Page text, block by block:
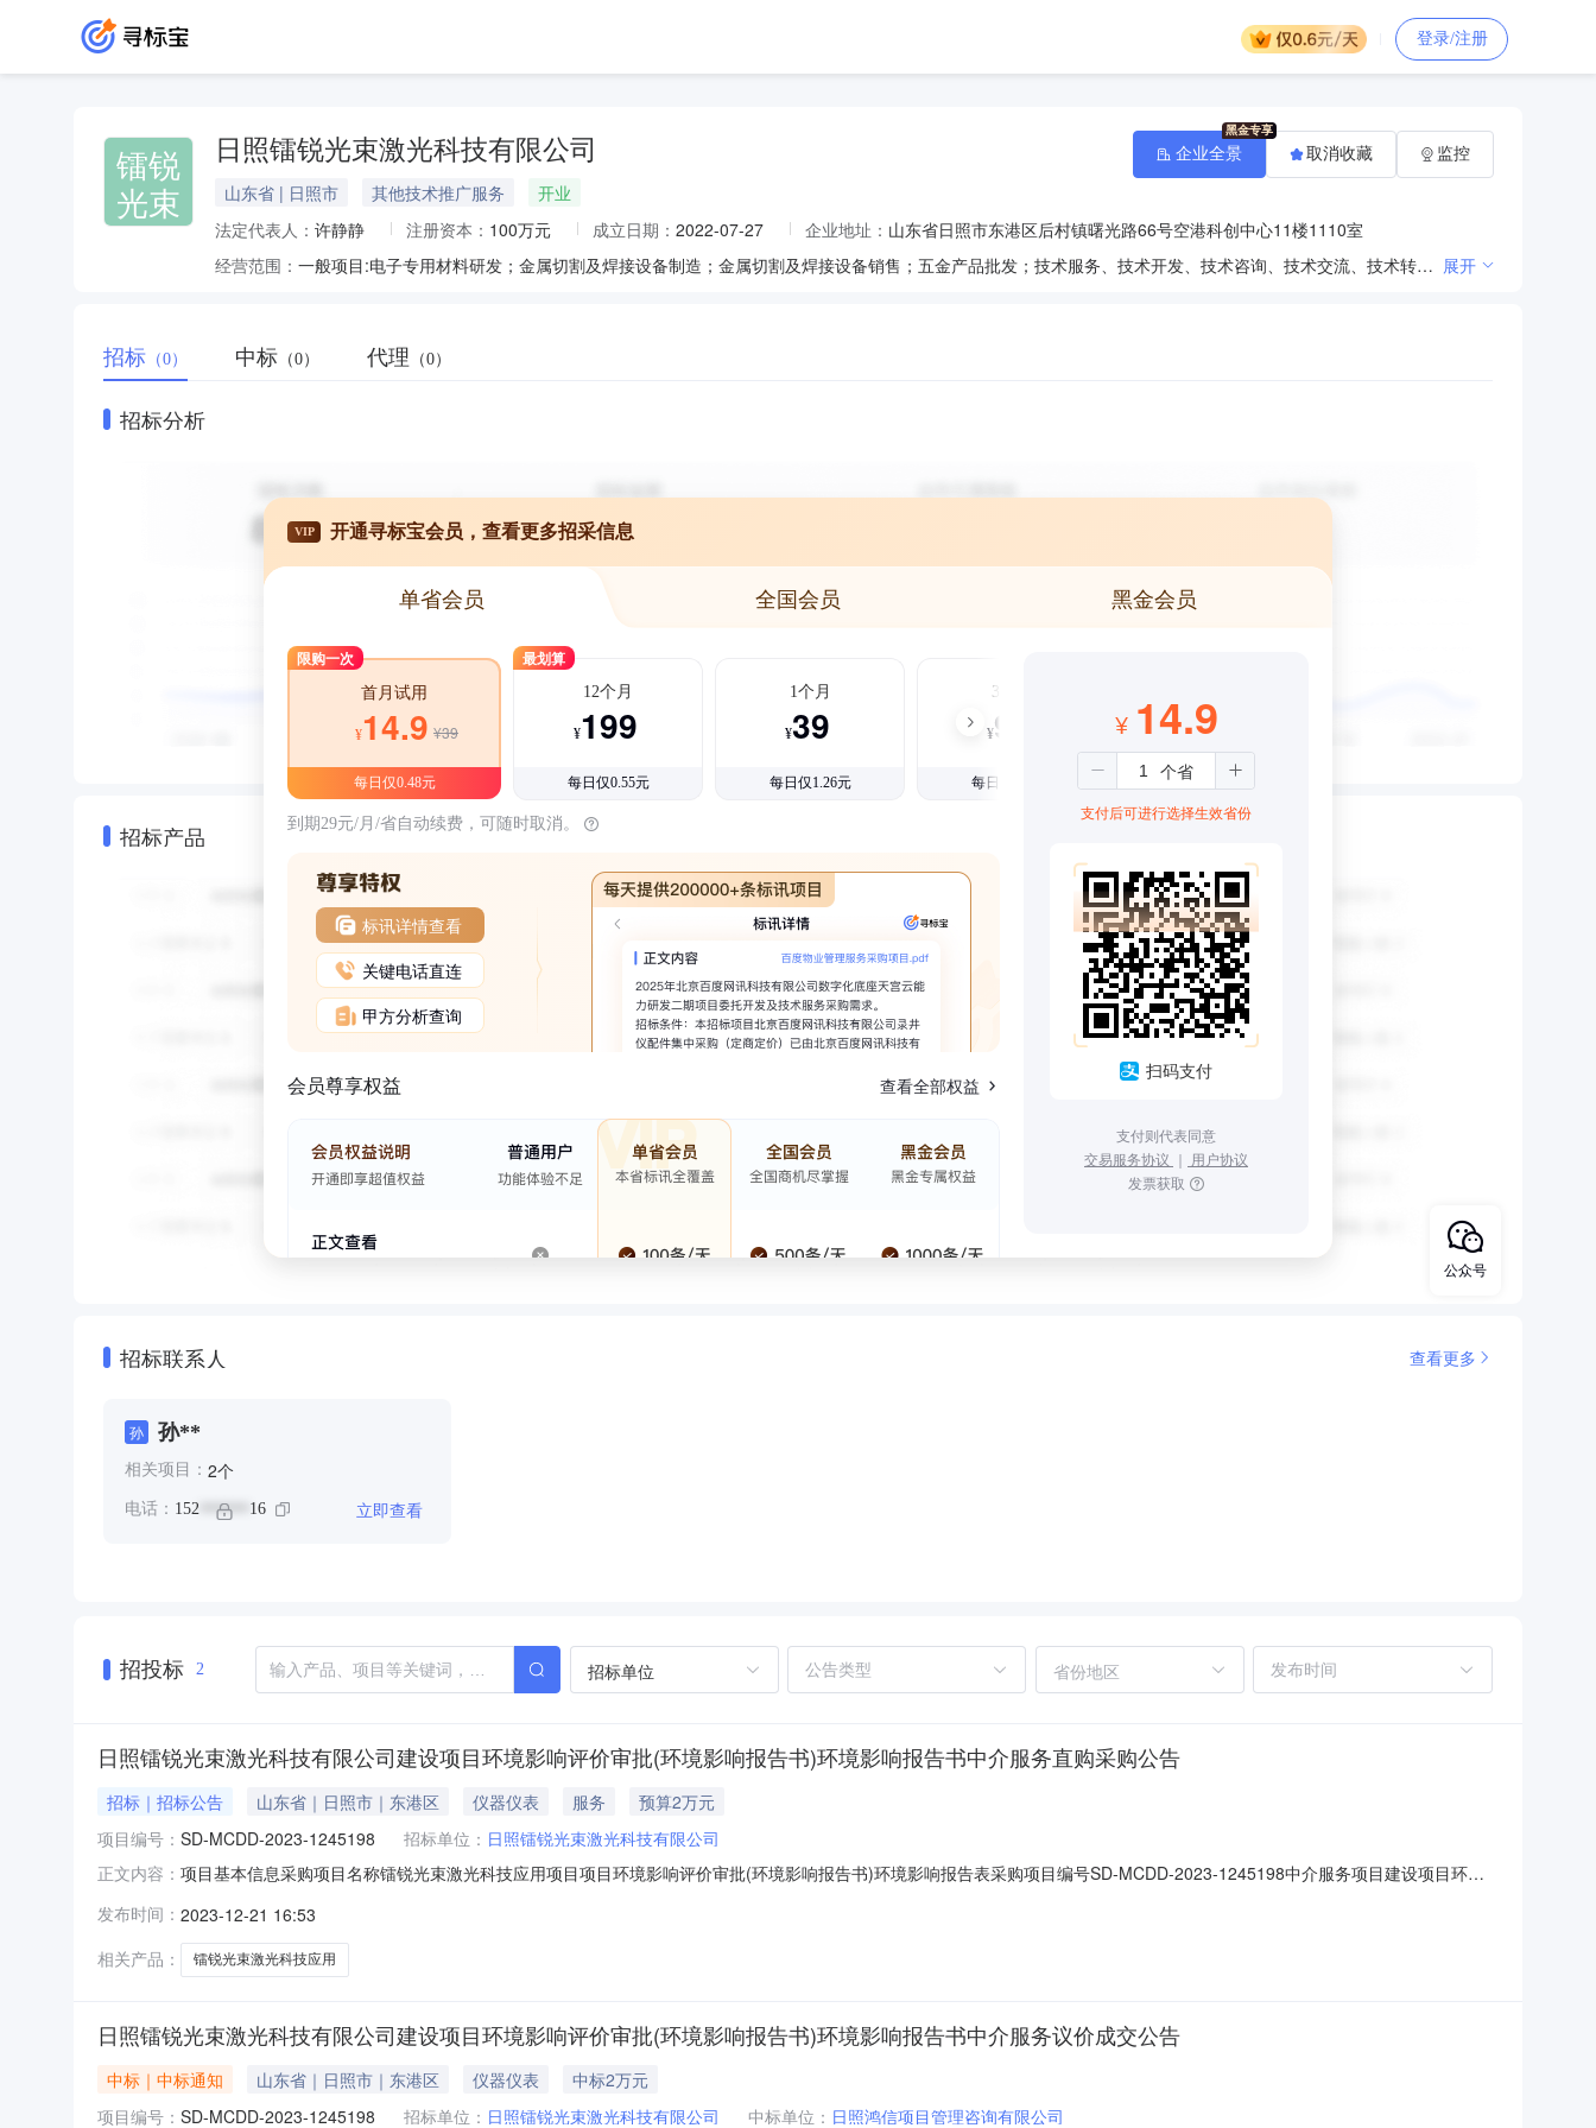
登录/注册
镭锐
光束
日照镭锐光束激光科技有限公司
山东省 | 日照市 其他技术推广服务
开业
法定代表人： 许静静 注册资本： 100万元 成立日期： 2022-07-27 企业地址： 山东省日照市东港区后村镇曙光路66号空港科创中心11楼1110室
经营范围：
一般项目:电子专用材料研发；金属切割及焊接设备制造；金属切割及焊接设备销售；五金产品批发；技术服务、技术开发、技术咨询、技术交流、技术转让、技术推广；激光打标加工；机械设备销售；通用设备修理；机床功能部件及附件销售；电力电子元器件销售；光电子器件销售；电子元器件零售；金属切削机床销售；金属加工机械制造；通用设备制造（不含特种设备制造）；光学仪器销售；气体、液体分离及纯净设备销售；软件开发。（除依法须经批准的项目外，凭营业执照依法自主开展经营活动）许可项目：技术进出口。（依法须经批准的项目，经相关部门批准后方可开展经营活动，具体经营项目以相关部门批准文件或许可证件为准） 展开
企业全景 取消收藏 监控
招标 （0） 中标 （0） 代理 （0）
招标分析
招标产品
VIP 开通寻标宝会员，查看更多招采信息
单省会员 全国会员 黑金会员
限购一次
首月试用
¥14.9 ¥39
每日仅0.48元
最划算
12个月
¥199
每日仅0.55元
1个月
¥39
每日仅1.26元
3个月
¥99
每日仅1.08元
到期29元/月/省自动续费，可随时取消。
标讯详情查看
关键电话直连
甲方分析查询
会员尊享权益 查看全部权益
¥ 14.9
支付后可进行选择生效省份
扫码支付
支付则代表同意
交易服务协议 ｜ 用户协议
发票获取
招标联系人 查看更多
孙 孙**
相关项目： 2个
电话： 152 ****** 16 立即查看
招投标 2 招标单位 省份地区
日照镭锐光束激光科技有限公司建设项目环境影响评价审批(环境影响报告书)环境影响报告书中介服务直购采购公告
招标｜招标公告 山东省｜日照市｜东港区 仪器仪表 服务
预算2万元
项目编号： SD-MCDD-2023-1245198 招标单位： 日照镭锐光束激光科技有限公司
正文内容： 项目基本信息采购项目名称镭锐光束激光科技应用项目项目环境影响评价审批(环境影响报告书)环境影响报告表采购项目编号SD-MCDD-2023-1245198中介服务项目建设项目环境
信息最高限价20,000元付款说明乙方完成合同约定的服务内容并开具发票，选取机构资质要求无资质要求资质要求说明联系人信息采购主体日照镭锐光束激光科技有限公司项目联系
人孙
发布时间： 2023-12-21 16:53
相关产品：
镭锐光束激光科技应用
日照镭锐光束激光科技有限公司建设项目环境影响评价审批(环境影响报告书)环境影响报告书中介服务议价成交公告
中标｜中标通知 山东省｜日照市｜东港区 仪器仪表
中标2万元
项目编号： SD-MCDD-2023-1245198 招标单位： 日照镭锐光束激光科技有限公司 中标单位： 日照鸿信项目管理咨询有限公司
公众号